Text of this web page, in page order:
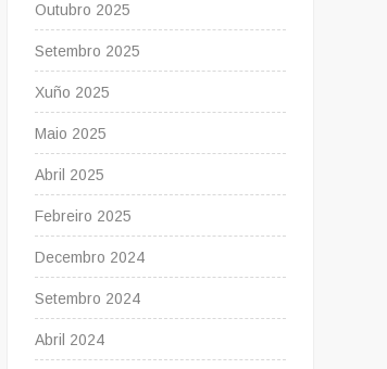
Outubro 2025
Setembro 2025
Xuño 2025
Maio 2025
Abril 2025
Febreiro 2025
Decembro 2024
Setembro 2024
Abril 2024